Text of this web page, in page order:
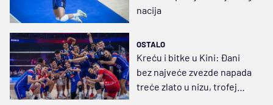
nacija
OSTALO
Kreću i bitke u Kini: Đani
bez najveće zvezde napada
treće zlato u nizu, trofej